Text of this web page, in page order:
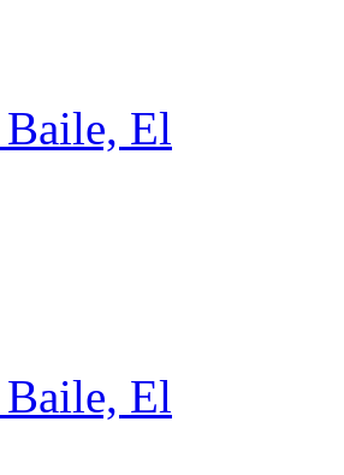
Baile, El
Baile, El